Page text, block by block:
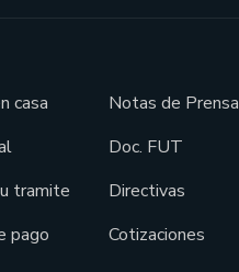
casa
tramite
pago
Notas de Prensa
Doc. FUT
Directivas
Cotizaciones